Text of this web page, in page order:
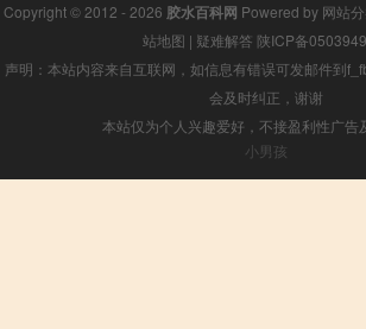
Copyright © 2012 - 2026 胶水百科网 Powered by 网站
站地图 | 疑难解答 陕ICP备
声明：本站内容来自互联网，如信息有错误可发邮件到
会及时纠正，谢谢
本站仅为个人兴趣爱好，不接盈利性广告
小男孩